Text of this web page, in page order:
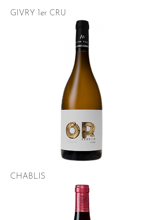
GIVRY 1er CRU
CHABLIS